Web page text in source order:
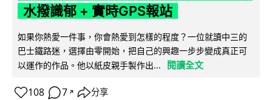
水撥識郁 + 實時GPS報站
如果你熱愛一件事，你會熱愛到怎樣的程度？一位就讀中三的
巴士鐵路迷，選擇由零開始，把自己的興趣一步步變成真正可
以運作的作品。他以紙皮親手製作出...
閱讀全文
108 7 ↗ 分享